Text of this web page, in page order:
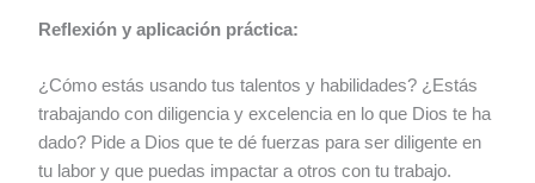
Reflexión y aplicación práctica:
¿Cómo estás usando tus talentos y habilidades? ¿Estás
trabajando con diligencia y excelencia en lo que Dios te ha
dado? Pide a Dios que te dé fuerzas para ser diligente en
tu labor y que puedas impactar a otros con tu trabajo.